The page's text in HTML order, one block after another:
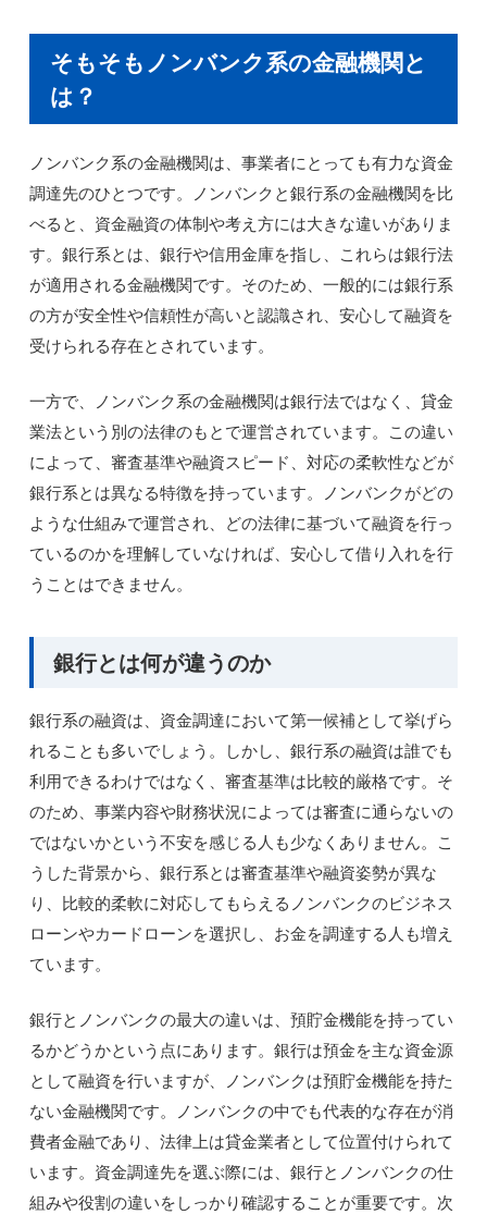
そもそもノンバンク系の金融機関と
は？
ノンバンク系の金融機関は、事業者にとっても有力な資金
調達先のひとつです。ノンバンクと銀行系の金融機関を比
べると、資金融資の体制や考え方には大きな違いがありま
す。銀行系とは、銀行や信用金庫を指し、これらは銀行法
が適用される金融機関です。そのため、一般的には銀行系
の方が安全性や信頼性が高いと認識され、安心して融資を
受けられる存在とされています。
一方で、ノンバンク系の金融機関は銀行法ではなく、貸金
業法という別の法律のもとで運営されています。この違い
によって、審査基準や融資スピード、対応の柔軟性などが
銀行系とは異なる特徴を持っています。ノンバンクがどの
ような仕組みで運営され、どの法律に基づいて融資を行っ
ているのかを理解していなければ、安心して借り入れを行
うことはできません。
銀行とは何が違うのか
銀行系の融資は、資金調達において第一候補として挙げら
れることも多いでしょう。しかし、銀行系の融資は誰でも
利用できるわけではなく、審査基準は比較的厳格です。そ
のため、事業内容や財務状況によっては審査に通らないの
ではないかという不安を感じる人も少なくありません。こ
うした背景から、銀行系とは審査基準や融資姿勢が異な
り、比較的柔軟に対応してもらえるノンバンクのビジネス
ローンやカードローンを選択し、お金を調達する人も増え
ています。
銀行とノンバンクの最大の違いは、預貯金機能を持ってい
るかどうかという点にあります。銀行は預金を主な資金源
として融資を行いますが、ノンバンクは預貯金機能を持た
ない金融機関です。ノンバンクの中でも代表的な存在が消
費者金融であり、法律上は貸金業者として位置付けられて
います。資金調達先を選ぶ際には、銀行とノンバンクの仕
組みや役割の違いをしっかり確認することが重要です。次